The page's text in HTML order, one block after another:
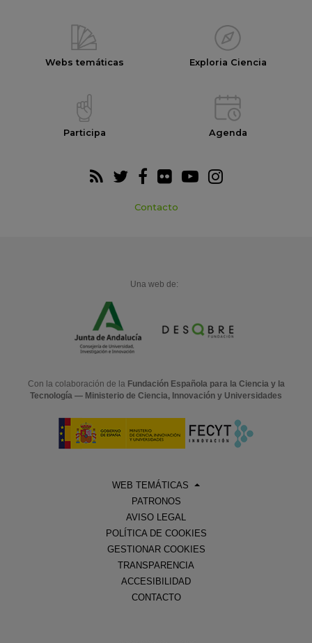
Webs temáticas Exploria Ciencia
Participa Agenda
Contacto
Una web de:
Con la colaboración de la Fundación Española para la Ciencia y la
Tecnología — Ministerio de Ciencia, Innovación y Universidades
WEB TEMÁTICAS
PATRONOS
AVISO LEGAL
POLÍTICA DE COOKIES
GESTIONAR COOKIES
TRANSPARENCIA
ACCESIBILIDAD
CONTACTO